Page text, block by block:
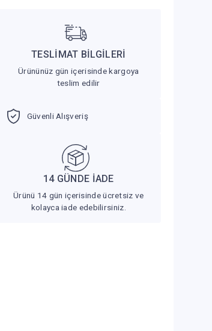
TESLİMAT BİLGİLERİ
Ürününüz gün içerisinde kargoya
teslim edilir
Güvenli Alışveriş
14 GÜNDE İADE
Ürünü 14 gün içerisinde ücretsiz ve
kolayca iade edebilirsiniz.